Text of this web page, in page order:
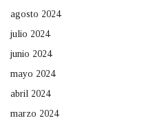
agosto 2024
julio 2024
junio 2024
mayo 2024
abril 2024
marzo 2024